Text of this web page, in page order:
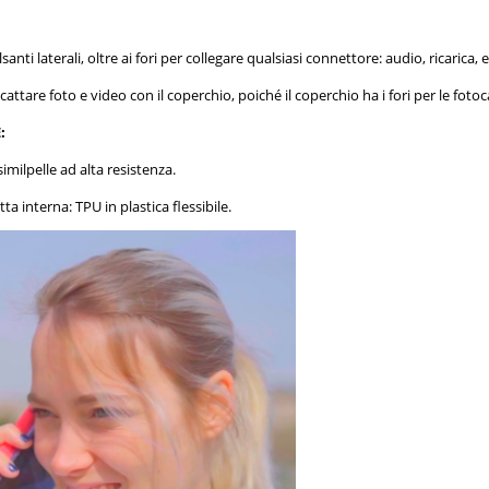
laterali, oltre ai fori per collegare qualsiasi connettore: audio, ricarica,
foto e video con il coperchio, poiché il coperchio ha i fori per le
ad alta resistenza.
interna: TPU in plastica flessibile.